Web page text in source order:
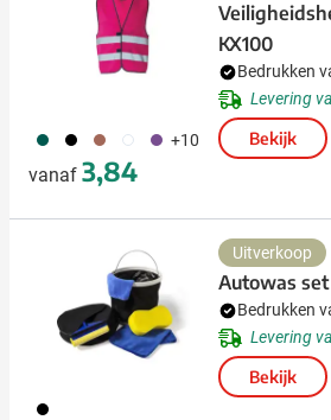
790 001 068 002 354 +10
vanaf 3,84
KX100
Bedrukken
Levering
Bekijk
001
Uitverkoop
Autowas
Bedrukken
Levering
Bekijk